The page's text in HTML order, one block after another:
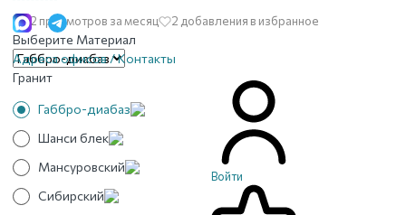
Адреса офисов / Контакты
Войти
12 просмотров за месяц 2 добавления в избранное
Выберите Материал
Гранит
Габбро-диабаз
Шанси блек
Мансуровский
Сибирский